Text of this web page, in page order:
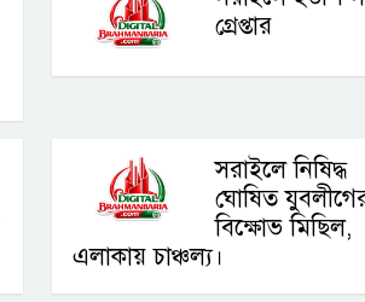
গ্রেপ্তার
সরাইলে নিষিদ্ধ
ঘোষিত
বিক্ষোভ মিছিল,
এলাকায় চাঞ্চল্য।